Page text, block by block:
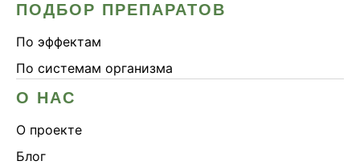
Либидо
Лимонник китайский
Майтаке
Мужское здоровье
ПОДБОР ПРЕПАРАТОВ
По эффектам
По системам организма
О НАС
О проекте
Блог